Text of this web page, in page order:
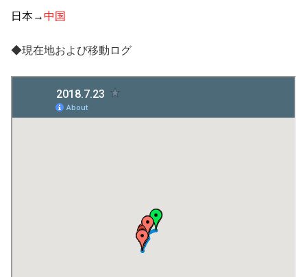
日本→中国
◆現在地および移動ログ